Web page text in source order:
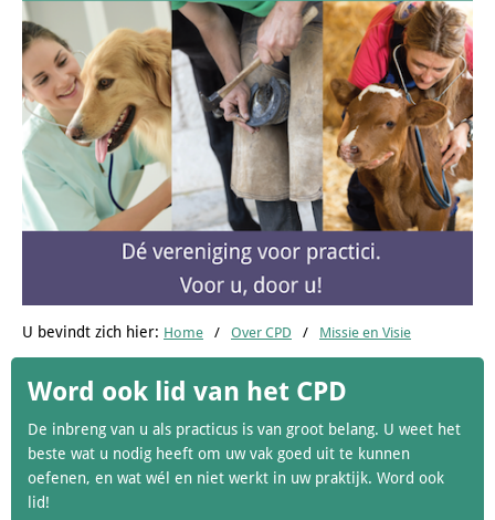
U bevindt zich hier: Home Over CPD Missie en Visie
Word ook lid van het CPD
De inbreng van u als practicus is van groot belang. U weet het
beste wat u nodig heeft om uw vak goed uit te kunnen
oefenen, en wat wél en niet werkt in uw praktijk. Word ook
lid!